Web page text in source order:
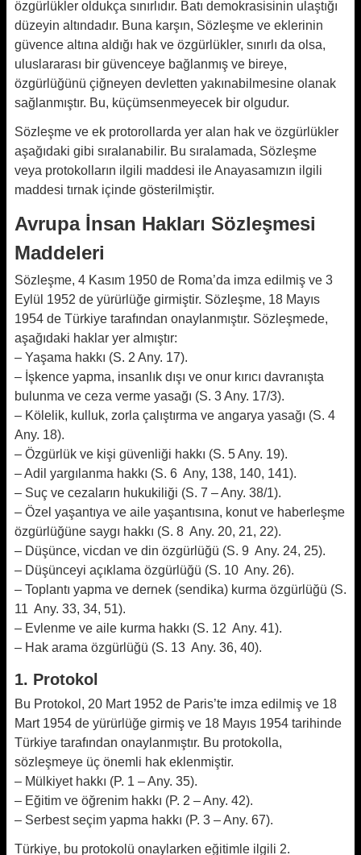
özgürlükler oldukça sınırlıdır. Batı demokrasisinin ulaştığı
düzeyin altındadır. Buna karşın, Sözleşme ve eklerinin
güvence altına aldığı hak ve özgürlükler, sınırlı da olsa,
uluslararası bir güvenceye bağlanmış ve bireye,
özgürlüğünü çiğneyen devletten yakınabilmesine olanak
sağlanmıştır. Bu, küçümsenmeyecek bir olgudur.
Sözleşme ve ek protorollarda yer alan hak ve özgürlükler
aşağıdaki gibi sıralanabilir. Bu sıralamada, Sözleşme
veya protokolların ilgili maddesi ile Anayasamızın ilgili
maddesi tırnak içinde gösterilmiştir.
Avrupa İnsan Hakları Sözleşmesi
Maddeleri
Sözleşme, 4 Kasım 1950 de Roma’da imza edilmiş ve 3
Eylül 1952 de yürürlüğe girmiştir. Sözleşme, 18 Mayıs
1954 de Türkiye tarafından onaylanmıştır. Sözleşmede,
aşağıdaki haklar yer almıştır:
– Yaşama hakkı (S. 2 Any. 17).
– İşkence yapma, insanlık dışı ve onur kırıcı davranışta
bulunma ve ceza verme yasağı (S. 3 Any. 17/3).
– Kölelik, kulluk, zorla çalıştırma ve angarya yasağı (S. 4
Any. 18).
– Özgürlük ve kişi güvenliği hakkı (S. 5 Any. 19).
– Adil yargılanma hakkı (S. 6 Any, 138, 140, 141).
– Suç ve cezaların hukukiliği (S. 7 – Any. 38/1).
– Özel yaşantıya ve aile yaşantısına, konut ve haberleşme
özgürlüğüne saygı hakkı (S. 8 Any. 20, 21, 22).
– Düşünce, vicdan ve din özgürlüğü (S. 9 Any. 24, 25).
– Düşünceyi açıklama özgürlüğü (S. 10 Any. 26).
– Toplantı yapma ve dernek (sendika) kurma özgürlüğü (S.
11 Any. 33, 34, 51).
– Evlenme ve aile kurma hakkı (S. 12 Any. 41).
– Hak arama özgürlüğü (S. 13 Any. 36, 40).
1. Protokol
Bu Protokol, 20 Mart 1952 de Paris’te imza edilmiş ve 18
Mart 1954 de yürürlüğe girmiş ve 18 Mayıs 1954 tarihinde
Türkiye tarafından onaylanmıştır. Bu protokolla,
sözleşmeye üç önemli hak eklenmiştir.
– Mülkiyet hakkı (P. 1 – Any. 35).
– Eğitim ve öğrenim hakkı (P. 2 – Any. 42).
– Serbest seçim yapma hakkı (P. 3 – Any. 67).
Türkiye, bu protokolü onaylarken eğitimle ilgili 2.